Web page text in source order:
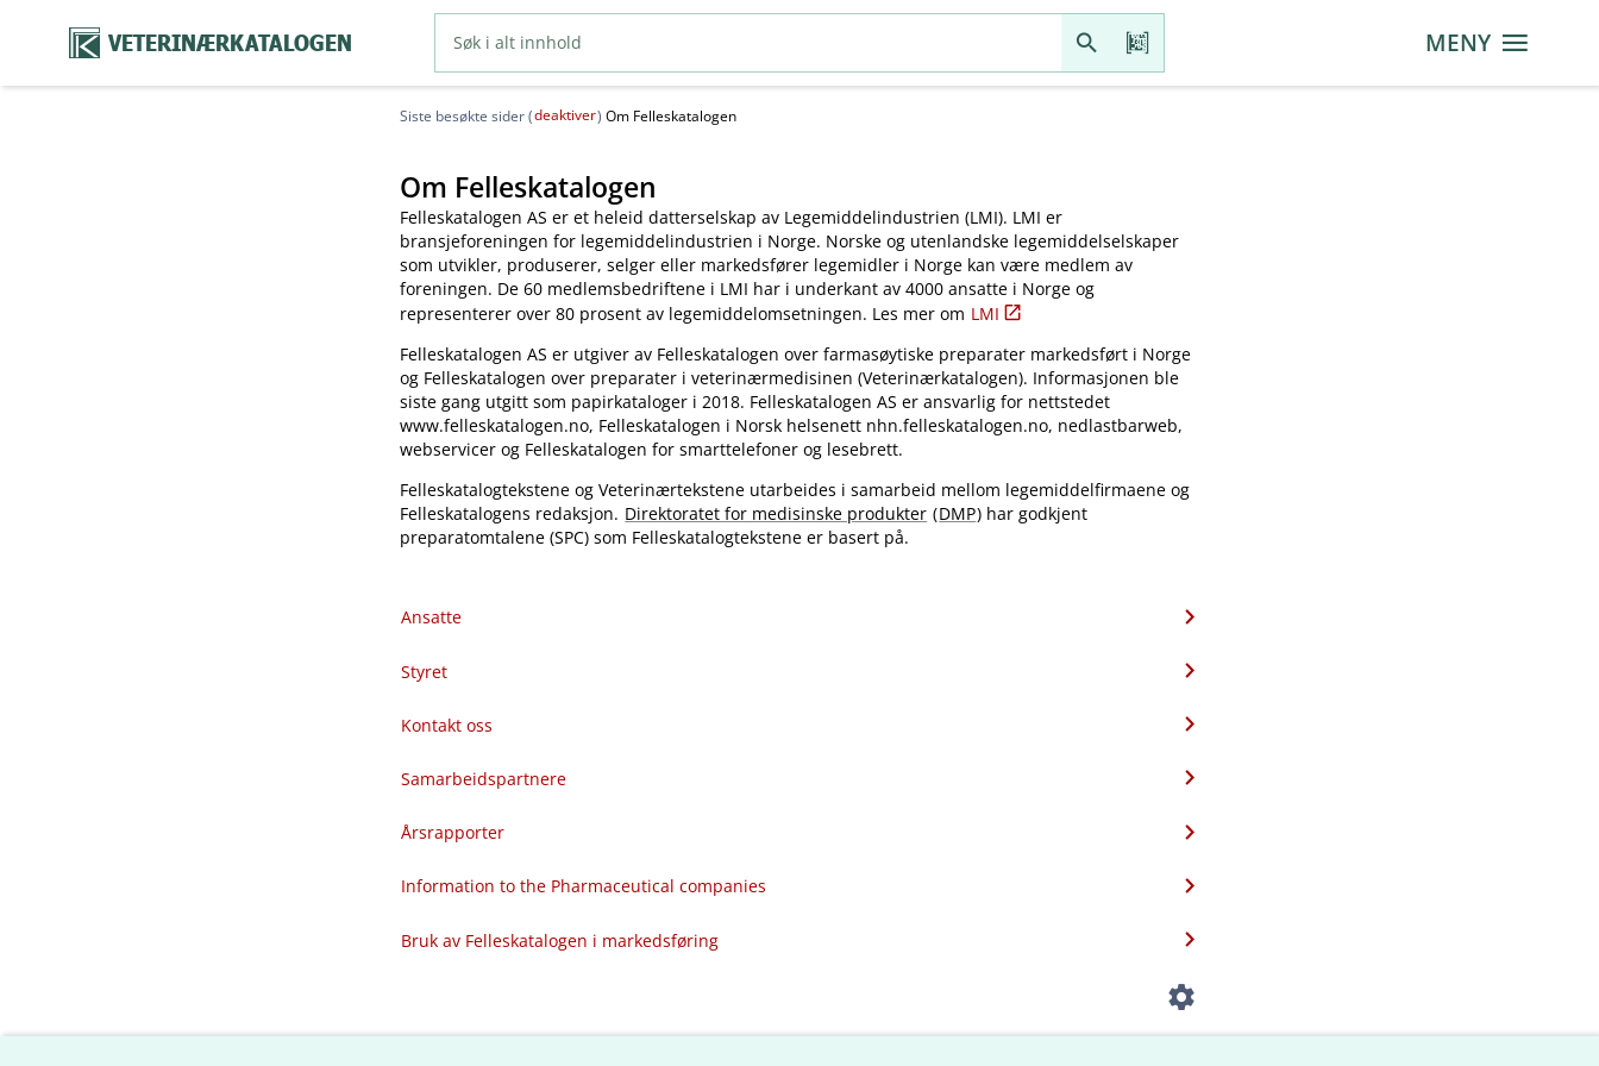
VETERINÆRKATALOGEN MENY
Siste besøkte sider (deaktiver) Om Felleskatalogen
Om Felleskatalogen
Felleskatalogen AS er et heleid datterselskap av Legemiddelindustrien (LMI). LMI er
bransjeforeningen for legemiddelindustrien i Norge. Norske og utenlandske legemiddelselskaper
som utvikler, produserer, selger eller markedsfører legemidler i Norge kan være medlem av
foreningen. De 60 medlemsbedriftene i LMI har i underkant av 4000 ansatte i Norge og
representerer over 80 prosent av legemiddelomsetningen. Les mer om LMI
Felleskatalogen AS er utgiver av Felleskatalogen over farmasøytiske preparater markedsført i Norge
og Felleskatalogen over preparater i veterinærmedisinen (Veterinærkatalogen). Informasjonen ble
siste gang utgitt som papirkataloger i 2018. Felleskatalogen AS er ansvarlig for nettstedet
www.felleskatalogen.no, Felleskatalogen i Norsk helsenett nhn.felleskatalogen.no, nedlastbarweb,
webservicer og Felleskatalogen for smarttelefoner og lesebrett.
Felleskatalogtekstene og Veterinærtekstene utarbeides i samarbeid mellom legemiddelfirmaene og
Felleskatalogens redaksjon. Direktoratet for medisinske produkter (DMP) har godkjent
preparatomtalene (SPC) som Felleskatalogtekstene er basert på.
Ansatte
Styret
Kontakt oss
Samarbeidspartnere
Årsrapporter
Information to the Pharmaceutical companies
Bruk av Felleskatalogen i markedsføring